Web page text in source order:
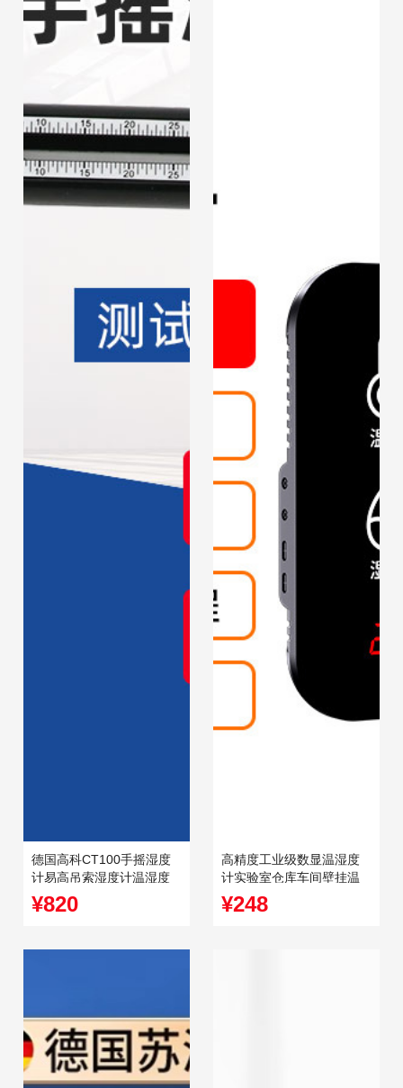
德国高科CT100手摇湿度
计易高吊索湿度计温湿度
摇表BACHARACH
¥820
高精度工业级数显温湿度
计实验室仓库车间壁挂温
度湿度仪大屏幕
¥248